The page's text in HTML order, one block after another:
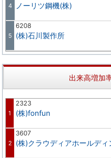
4 ノーリツ鋼機(株)
5
6208
(株)石川製作所
出来高増加
1
2323
(株)fonfun
2
3607
(株)クラウディアホールディ